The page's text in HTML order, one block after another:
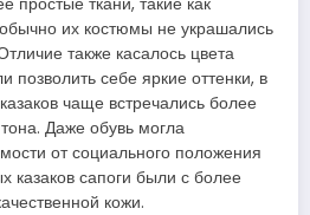
их костюмы не украшались
также касалось цвета
себе яркие оттенки, в
чаще встречались более
Даже обувь могла
от социального положения
казаков сапоги были с более
кожи.